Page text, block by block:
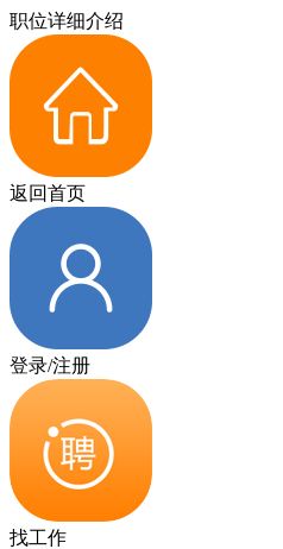
职位详细介绍
返回首页
登录/注册
找工作